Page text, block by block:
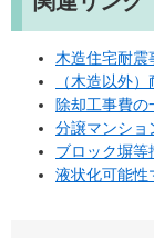
木造住宅耐震
（木造以外
除却工事費の
分譲マンショ
ブロック塀等
液状化可能性